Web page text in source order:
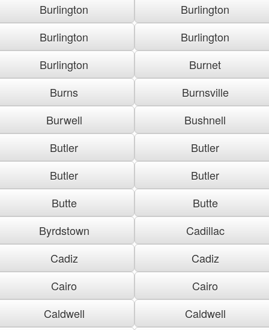
Burlington
Burlington
Burlington
Burlington
Burlington
Burnet
Burns
Burnsville
Burwell
Bushnell
Butler
Butler
Butler
Butler
Butte
Butte
Byrdstown
Cadillac
Cadiz
Cadiz
Cairo
Cairo
Caldwell
Caldwell